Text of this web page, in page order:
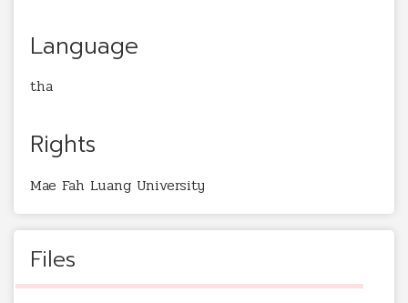
Language
tha
Rights
Mae Fah Luang University
Files